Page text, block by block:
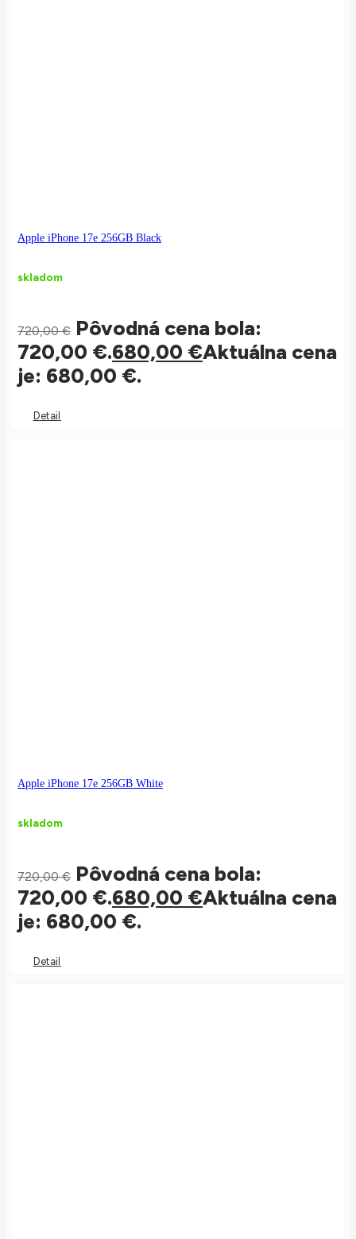
Apple iPhone 17e 256GB Black
skladom
720,00€ Pôvodná cena bola:
720,00 €.680,00 €Aktuálna cena
je: 680,00 €.
Detail
Apple iPhone 17e 256GB White
skladom
720,00€ Pôvodná cena bola:
720,00 €.680,00 €Aktuálna cena
je: 680,00 €.
Detail